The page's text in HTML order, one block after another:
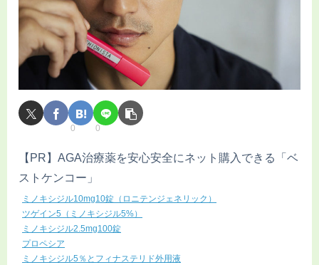
0 0
【PR】AGA治療薬を安心安全にネット購入できる「ベ
ストケンコー」
ミノキシジル10mg10錠（ロニテンジェネリック）
ツゲイン5（ミノキシジル5%）
ミノキシジル2.5mg100錠
プロペシア
ミノキシジル5％とフィナステリド外用液